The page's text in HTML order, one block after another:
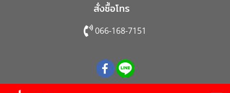
สั่งซื้อโทร
066-168-7151